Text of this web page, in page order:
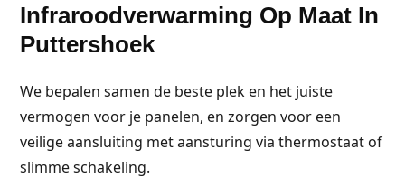
Infraroodverwarming Op Maat In
Puttershoek
We bepalen samen de beste plek en het juiste
vermogen voor je panelen, en zorgen voor een
veilige aansluiting met aansturing via thermostaat of
slimme schakeling.